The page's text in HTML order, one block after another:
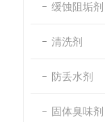
缓蚀阻垢剂
清洗剂
防丢水剂
固体臭味剂